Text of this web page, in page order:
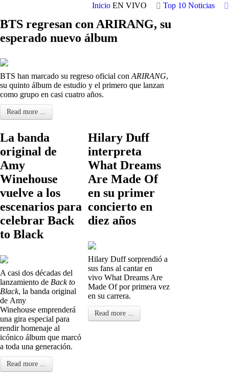
Inicio EN VIVO Top 10 Noticias
BTS regresan con ARIRANG, su
esperado nuevo álbum
BTS han marcado su regreso oficial con ARIRANG,
su quinto álbum de estudio y el primero que lanzan
como grupo en casi cuatro años.
Read more ...
La banda
original de
Amy
Winehouse
vuelve a los
escenarios para
celebrar Back
to Black
A casi dos décadas del
lanzamiento de Back to
Black, la banda original
de Amy
Winehouse emprenderá
una gira especial para
rendir homenaje al
icónico álbum que marcó
a toda una generación.
Read more ...
Hilary Duff
interpreta
What Dreams
Are Made Of
en su primer
concierto en
diez años
Hilary Duff sorprendió a
sus fans al cantar en
vivo What Dreams Are
Made Of por primera vez
en su carrera.
Read more ...